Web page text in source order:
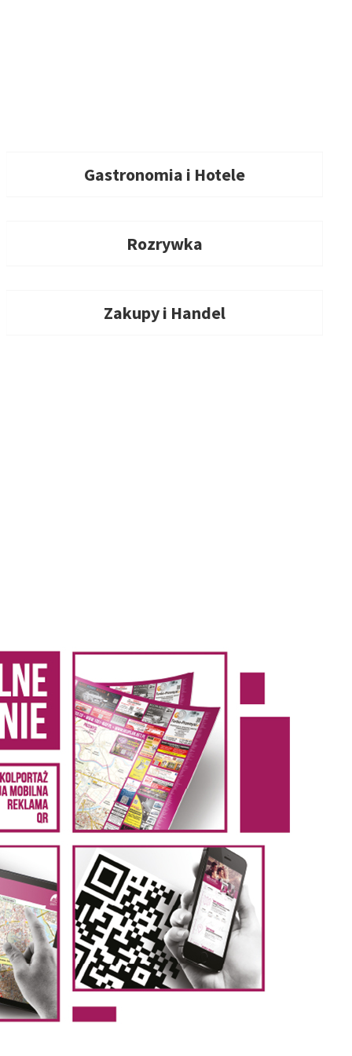
Gastronomia i Hotele
Rozrywka
Zakupy i Handel